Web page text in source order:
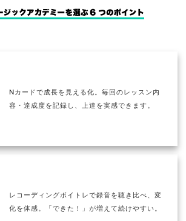
Nカードで成長を見える化。毎回のレッスン内
容・達成度を記録し、上達を実感できます。
レコーディングボイトレで録音を聴き比べ、変
化を体感。「できた！」が増えて続けやすい。